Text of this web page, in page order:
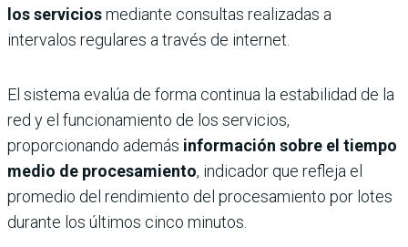
los serviciosmediante consultas realizadas a
intervalos regulares a través de internet.
El sistema evalúa de forma continua la estabilidad de la
red y el funcionamiento de los servicios,
proporcionando además información sobre el tiempo
medio de procesamiento, indicador que refleja el
promedio del rendimiento del procesamiento por lotes
durante los últimos cinco minutos.